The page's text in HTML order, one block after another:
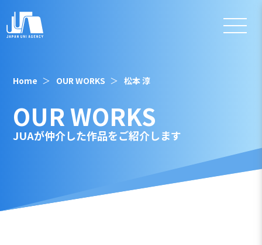
Home OUR WORKS 松本 淳
OUR WORKS
JUAが仲介した作品をご紹介します